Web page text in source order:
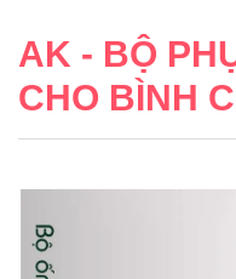
AK - BỘ
CHO BÌNH